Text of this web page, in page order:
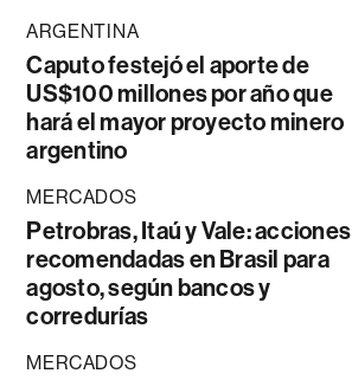
ARGENTINA
Caputo festejó el aporte de
US$100 millones por año que
hará el mayor proyecto minero
argentino
MERCADOS
Petrobras, Itaú y Vale: acciones
recomendadas en Brasil para
agosto, según bancos y
corredurías
MERCADOS